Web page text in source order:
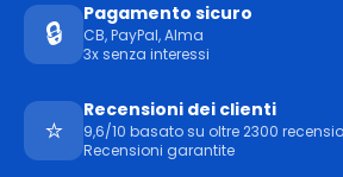
🔒
Pagamento sicuro
CB, PayPal, Alma
3x senza interessi
⭐
Recensioni dei clienti
9,6/10 basato su oltre 2300
Recensioni garantite